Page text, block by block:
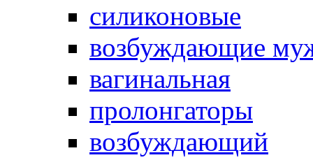
силиконовые
возбуждающие
вагинальная
пролонгаторы
возбуждающий